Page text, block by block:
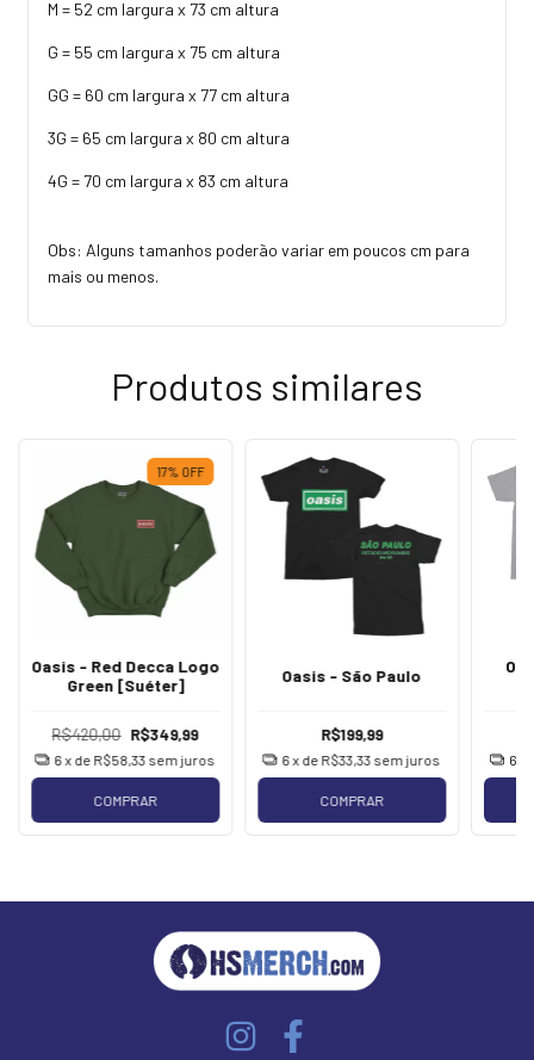
M = 52 cm largura x 73 cm altura
G = 55 cm largura x 75 cm altura
GG = 60 cm largura x 77 cm altura
3G = 65 cm largura x 80 cm altura
4G = 70 cm largura x 83 cm altura
Obs: Alguns tamanhos poderão variar em poucos cm para
mais ou menos.
Produtos similares
17% OFF
Oasis - Red Decca Logo
Green [Suéter]
R$420,00 R$349,99
6x de R$58,33 sem juros
COMPRAR
Oasis - São Paulo
R$199,99
6 x de R$33,33 sem juros
COMPRAR
6